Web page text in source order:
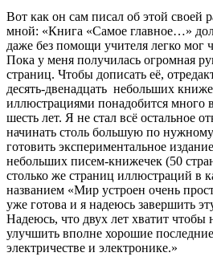
Вот как он сам писал об этой своей
мной: «Книга «Самое главное…»
даже без помощи учителя легко мог
Пока у меня получилась огромная
страниц. Чтобы дописать её,
десять-двенадцать небольших
иллюстрациями понадобится много
шесть лет. Я не стал всё остальное
начинать столь большую по
готовить экспериментальное
небольших писем-книжечек (50
столько же страниц иллюстраций в
названием «Мир устроен очень
уже готова и я надеюсь завершить
Надеюсь, что двух лет хватит чтобы
улучшить вполне хорошие
электричестве и электронике.»